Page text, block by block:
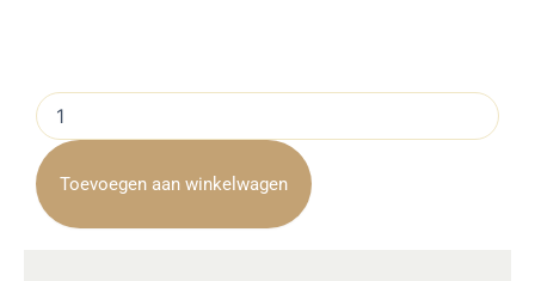
Cabinet
Pandora
Staal
Teakhout
1
Deur
Toevoegen aan winkelwagen